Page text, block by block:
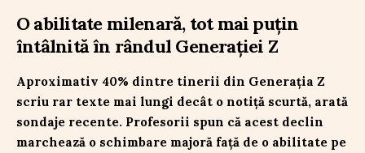
O abilitate milenară, tot mai puțin
întâlnită în rândul Generației Z
Aproximativ 40% dintre tinerii din Generația Z
scriu rar texte mai lungi decât o notiță scurtă, arată
sondaje recente. Profesorii spun că acest declin
marchează o schimbare majoră față de o abilitate pe